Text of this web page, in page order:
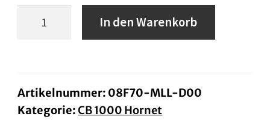
In den Warenkorb
Artikelnummer: 08F70-MLL-D00
Kategorie:CB 1000 Hornet